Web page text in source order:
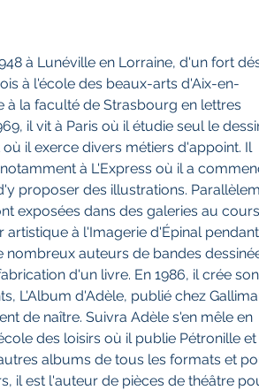
à Lunéville en Lorraine, d'un fort
à l'école des beaux-arts d'Aix-en-
à la faculté de Strasbourg en lettres
il vit à Paris où il étudie seul le
il exerce divers métiers d'appoint. Il
à L'Express où il a
proposer des illustrations.
exposées dans des galeries au cours
artistique à l'Imagerie d'Épinal pendant
nombreux auteurs de bandes
d'un livre. En 1986, il crée son
L'Album d'Adèle, publié chez
de naître. Suivra Adèle s'en mêle en
des loisirs où il publie Pétronille et
albums de tous les formats et
il est l'auteur de pièces de théâtre